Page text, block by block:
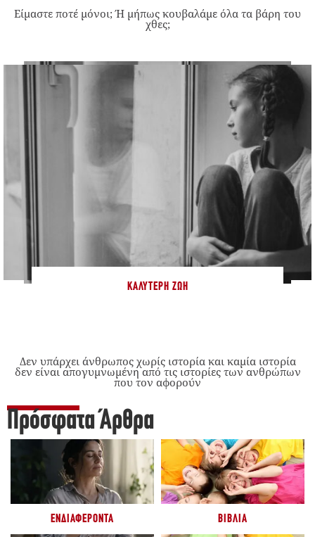
Είμαστε ποτέ μόνοι; Ή μήπως κουβαλάμε όλα τα βάρη του
χθες;
ΚΑΛΎΤΕΡΗ ΖΩΉ
Δεν υπάρχει άνθρωπος χωρίς ιστορία και καμία ιστορία
δεν είναι απογυμνωμένη από τις ιστορίες των ανθρώπων
που τον αφορούν
Πρόσφατα Άρθρα
ΕΝΔΙΑΦΈΡΟΝΤΑ ΒΙΒΛΊΑ